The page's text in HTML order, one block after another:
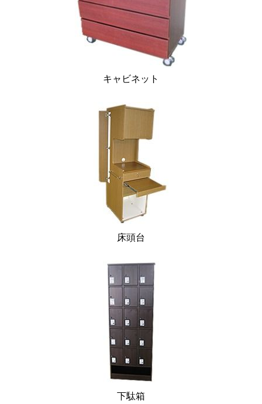
キャビネット
床頭台
下駄箱